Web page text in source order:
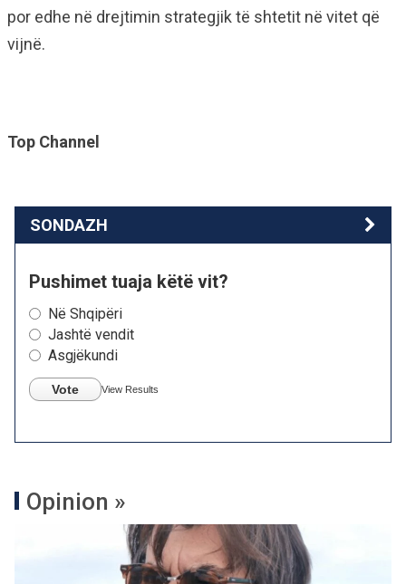
por edhe në drejtimin strategjik të shtetit në vitet që
vijnë.
Top Channel
SONDAZH
Pushimet tuaja këtë vit?
Në Shqipëri
Jashtë vendit
Asgjëkundi
Vote View Results
Opinion »